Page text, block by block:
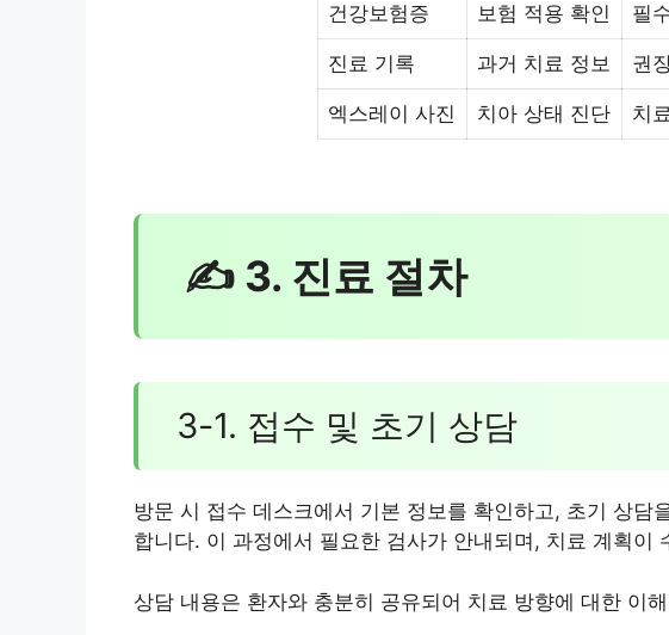
건강보험증 보험 적용 확인 필
진료 기록 과거 치료 정보 권
엑스레이 사진 치아 상태 진단 치
✍ 3. 진료 절차
3-1. 접수 및 초기 상담
방문 시 접수 데스크에서 기본 정보를 확인하고, 초기 상담
합니다. 이 과정에서 필요한 검사가 안내되며, 치료 계획이
상담 내용은 환자와 충분히 공유되어 치료 방향에 대한 이